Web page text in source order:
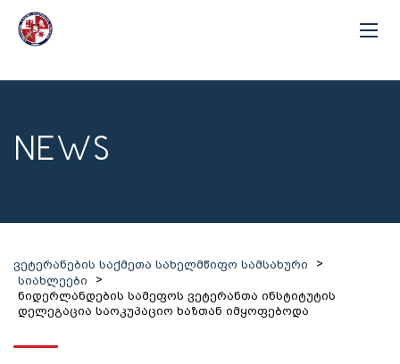
NEWS
ვეტერანების საქმეთა სახელმწიფო სამსახური
>
სიახლეები
>
ნიდერლანდების სამეფოს ვეტერანთა ინსტიტუტის
დელეგაცია საოკუპაციო ხაზთან იმყოფებოდა